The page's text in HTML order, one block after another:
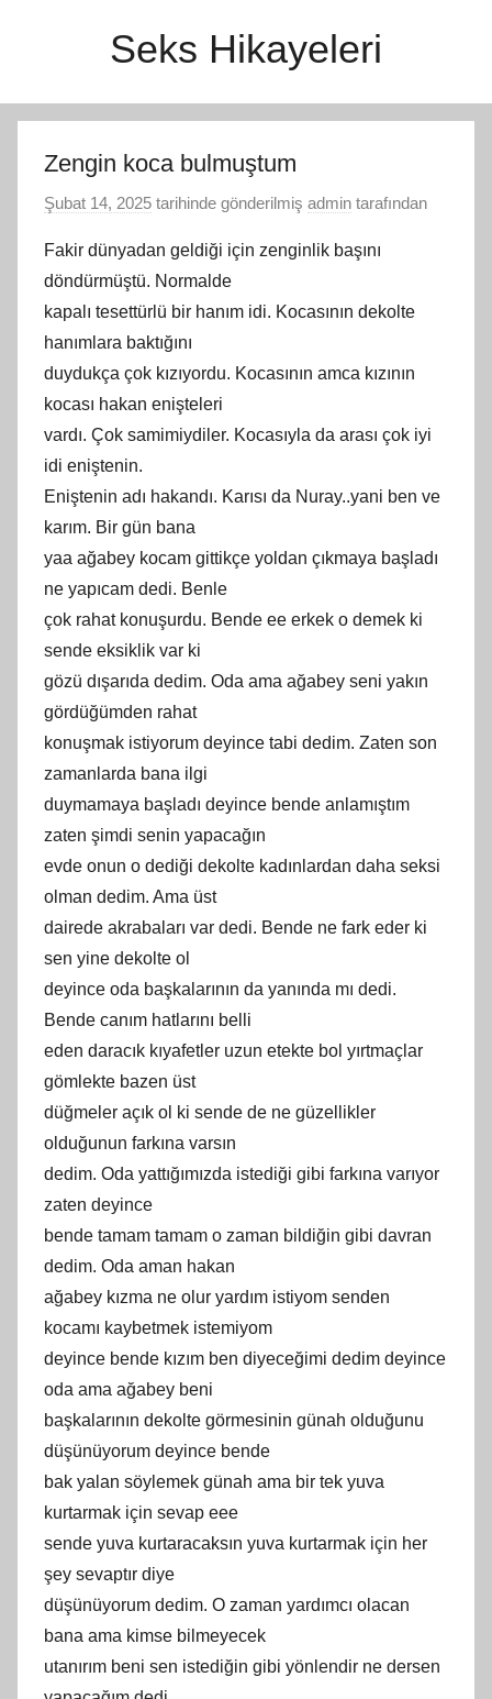
Seks Hikayeleri
Zengin koca bulmuştum
Şubat 14, 2025 tarihinde gönderilmiş admin tarafından
Fakir dünyadan geldiği için zenginlik başını
döndürmüştü. Normalde
kapalı tesettürlü bir hanım idi. Kocasının dekolte
hanımlara baktığını
duydukça çok kızıyordu. Kocasının amca kızının
kocası hakan enişteleri
vardı. Çok samimiydiler. Kocasıyla da arası çok iyi
idi eniştenin.
Eniştenin adı hakandı. Karısı da Nuray..yani ben ve
karım. Bir gün bana
yaa ağabey kocam gittikçe yoldan çıkmaya başladı
ne yapıcam dedi. Benle
çok rahat konuşurdu. Bende ee erkek o demek ki
sende eksiklik var ki
gözü dışarıda dedim. Oda ama ağabey seni yakın
gördüğümden rahat
konuşmak istiyorum deyince tabi dedim. Zaten son
zamanlarda bana ilgi
duymamaya başladı deyince bende anlamıştım
zaten şimdi senin yapacağın
evde onun o dediği dekolte kadınlardan daha seksi
olman dedim. Ama üst
dairede akrabaları var dedi. Bende ne fark eder ki
sen yine dekolte ol
deyince oda başkalarının da yanında mı dedi.
Bende canım hatlarını belli
eden daracık kıyafetler uzun etekte bol yırtmaçlar
gömlekte bazen üst
düğmeler açık ol ki sende de ne güzellikler
olduğunun farkına varsın
dedim. Oda yattığımızda istediği gibi farkına varıyor
zaten deyince
bende tamam tamam o zaman bildiğin gibi davran
dedim. Oda aman hakan
ağabey kızma ne olur yardım istiyom senden
kocamı kaybetmek istemiyom
deyince bende kızım ben diyeceğimi dedim deyince
oda ama ağabey beni
başkalarının dekolte görmesinin günah olduğunu
düşünüyorum deyince bende
bak yalan söylemek günah ama bir tek yuva
kurtarmak için sevap eee
sende yuva kurtaracaksın yuva kurtarmak için her
şey sevaptır diye
düşünüyorum dedim. O zaman yardımcı olacan
bana ama kimse bilmeyecek
utanırım beni sen istediğin gibi yönlendir ne dersen